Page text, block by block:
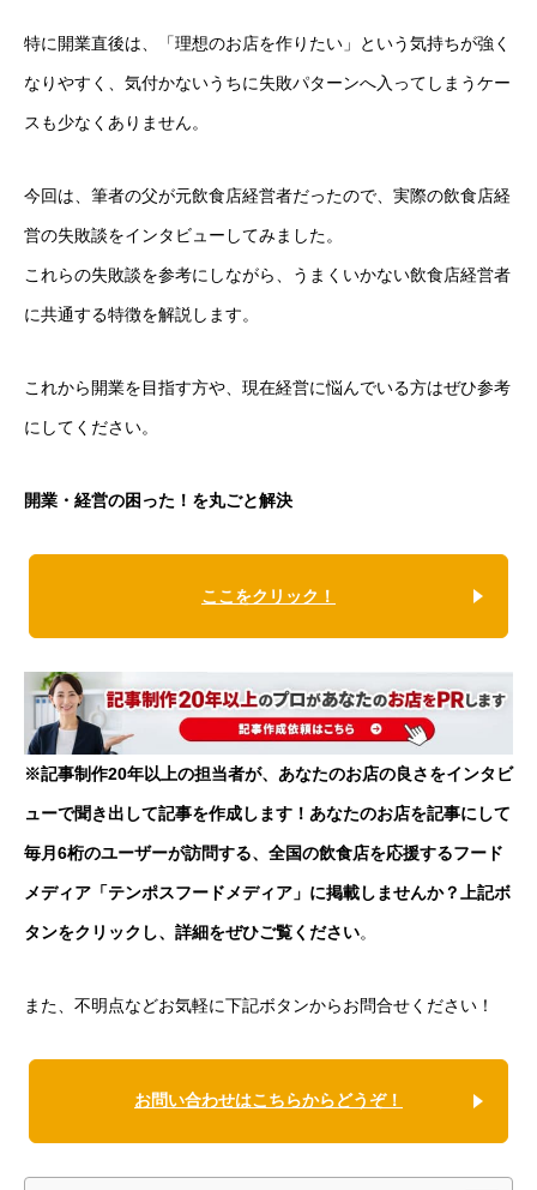
特に開業直後は、「理想のお店を作りたい」という気持ちが強く
なりやすく、気付かないうちに失敗パターンへ入ってしまうケー
スも少なくありません。
今回は、筆者の父が元飲食店経営者だったので、実際の飲食店経
営の失敗談をインタビューしてみました。
これらの失敗談を参考にしながら、うまくいかない飲食店経営者
に共通する特徴を解説します。
これから開業を目指す方や、現在経営に悩んでいる方はぜひ参考
にしてください。
開業・経営の困った！を丸ごと解決
ここをクリック！
※記事制作20年以上の担当者が、あなたのお店の良さをインタビ
ューで聞き出して記事を作成します！あなたのお店を記事にして
毎月6桁のユーザーが訪問する、全国の飲食店を応援するフード
メディア「テンポスフードメディア」に掲載しませんか？上記ボ
タンをクリックし、詳細をぜひご覧ください。
また、不明点などお気軽に下記ボタンからお問合せください！
お問い合わせはこちらからどうぞ！